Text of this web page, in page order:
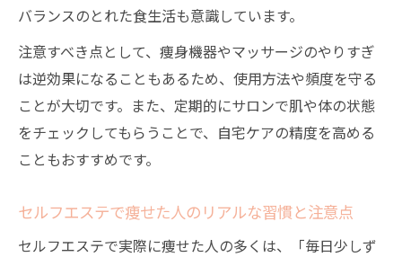
バランスのとれた食生活も意識しています。
注意すべき点として、痩身機器やマッサージのやりすぎ
は逆効果になることもあるため、使用方法や頻度を守る
ことが大切です。また、定期的にサロンで肌や体の状態
をチェックしてもらうことで、自宅ケアの精度を高める
こともおすすめです。
セルフエステで痩せた人のリアルな習慣と注意点
セルフエステで実際に痩せた人の多くは、「毎日少しず